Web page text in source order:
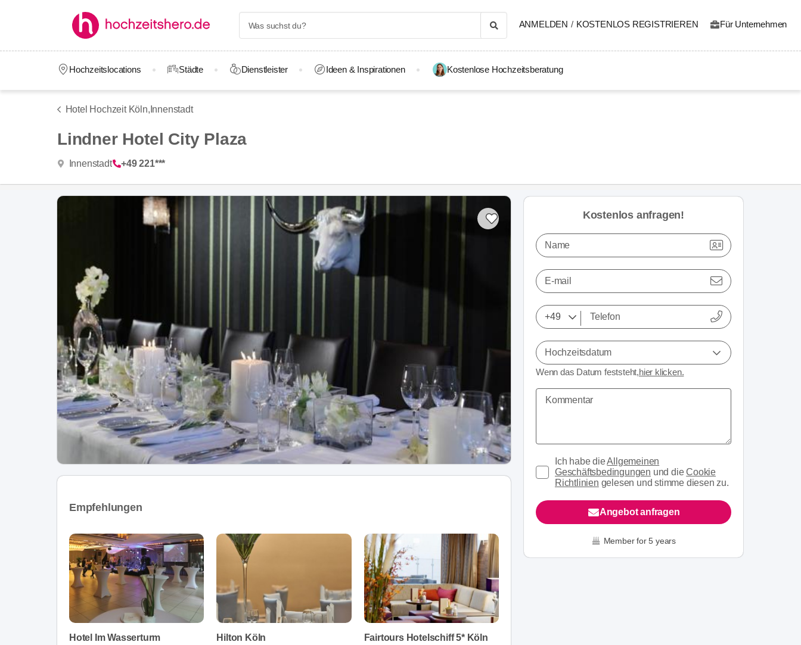
ANMELDEN / KOSTENLOS REGISTRIEREN Für Unternehmen
Hochzeitslocations Städte Dienstleister Ideen & Inspirationen Kostenlose Hochzeitsberatung
Hotel Hochzeit Köln, Innenstadt
Lindner Hotel City Plaza
Innenstadt +49 221***
Empfehlungen
Hotel Im Wasserturm Hilton Köln Fairtours Hotelschiff 5* Köln
Kostenlos anfragen!
Name
E-mail
Hochzeitsdatum
Wenn das Datum feststeht,hier klicken.
Ich habe dieAllgemeinen
Geschäftsbedingungen und dieCookie
Richtlinien gelesen und stimme diesen zu.
Angebot anfragen
Member for 5 years